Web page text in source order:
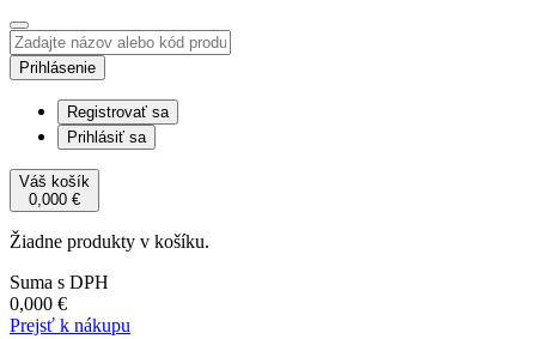
Prihlásenie
Registrovať sa
Prihlásiť sa
Váš košík
0,000 €
Žiadne produkty v košíku.
Suma s DPH
0,000 €
Prejsť k nákupu